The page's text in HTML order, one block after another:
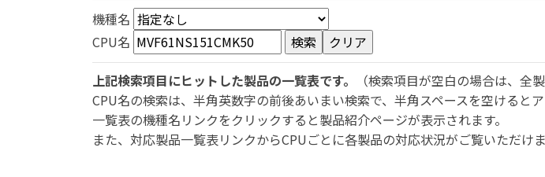
機種名
CPU名
上記検索項目にヒットした製品の一覧表です。
（検索項目が空白の場合は、全
CPU名の検索は、半角英数字の前後あいまい検索で、半角スペースを空けるとア
一覧表の機種名リンクをクリックすると製品紹介ページが表示されます。
また、対応製品一覧表リンクからCPUごとに各製品の対応状況がご覧いただけま